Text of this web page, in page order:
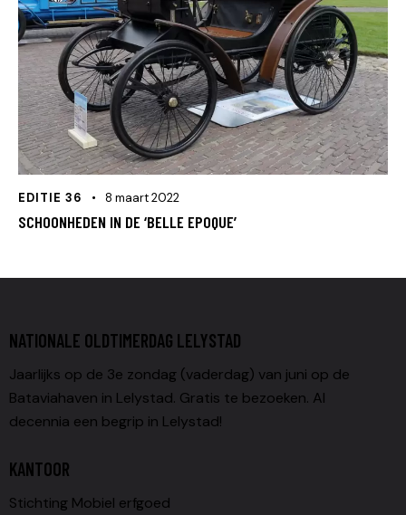
EDITIE 36 8 maart 2022
SCHOONHEDEN IN DE ‘BELLE EPOQUE’
NATIONALE OLDTIMERDAG LELYSTAD
Jaarlijks op de 3e zondag (vaderdag) van juni op de
Bataviahaven in Lelystad. Gratis te bezoeken. Al
decennia een begrip in Lelystad!
KANTOOR
Stichting Mobiel erfgoed